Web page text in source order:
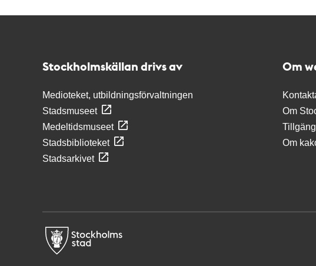
Stockholmskällan drivs av
Medioteket, utbildningsförvaltningen
Stadsmuseet
Medeltidsmuseet
Stadsbiblioteket
Stadsarkivet
Om
Om
Om